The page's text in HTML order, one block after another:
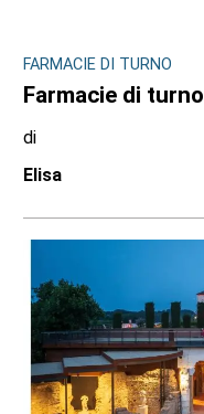
FARMACIE DI TURNO
Farmacie di turno
di
Elisa